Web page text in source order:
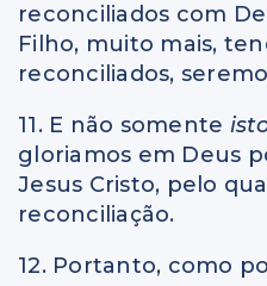
reconciliados com
Filho, muito mais,
reconciliados,
11. E não somente
gloriamos em Deus
Jesus Cristo, pelo
reconciliação.
12. Portanto, como